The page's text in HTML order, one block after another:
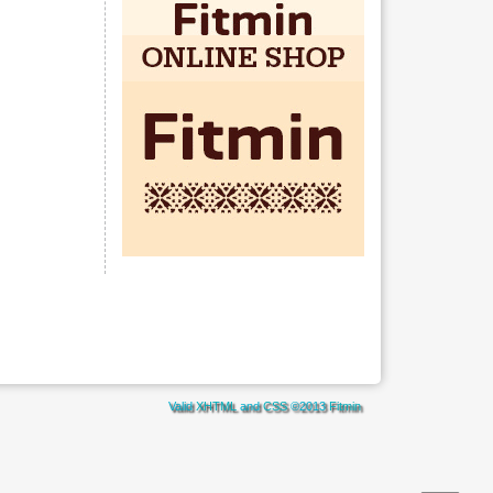
ValidXHTML andCSS©2013Fitmin